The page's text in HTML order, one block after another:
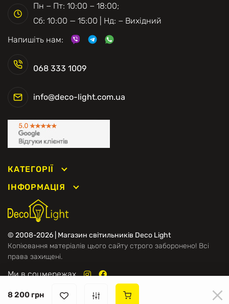
8 200 грн
© 2008-2026 | Магазин світильників Deco Light
Копіювання матеріалів цього сайту строго заборонено! Всі
права захищені.
Ми в соцмережах
КАТЕГОРІЇ
ІНФОРМАЦІЯ
068 333 1009
info@deco-light.com.ua
Пн − Пт: 10:00 − 18:00;
Сб: 10:00 — 15:00 | Нд: − Вихідний
Напишіть нам: